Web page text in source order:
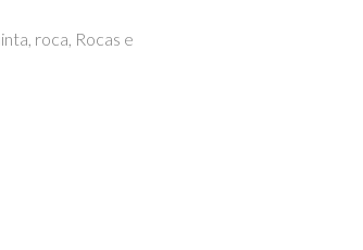
, roca, Rocas e